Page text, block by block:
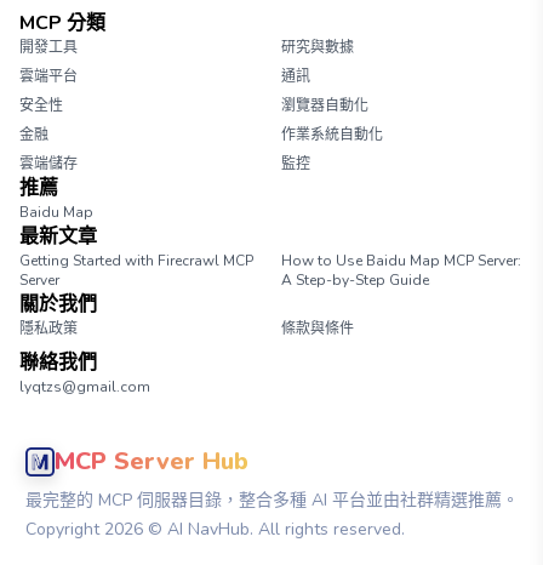
MCP 分類
開發工具
研究與數據
雲端平台
通訊
安全性
瀏覽器自動化
金融
作業系統自動化
雲端儲存
監控
推薦
Baidu Map
最新文章
Getting Started with Firecrawl MCP
Server
How to Use Baidu Map MCP Server:
A Step-by-Step Guide
關於我們
隱私政策 條款與條件
聯絡我們
lyqtzs@gmail.com
MCP Server Hub
最完整的 MCP 伺服器目錄，整合多種 AI 平台並由社群精選推薦。
Copyright 2026© AI NavHub. All rights reserved.